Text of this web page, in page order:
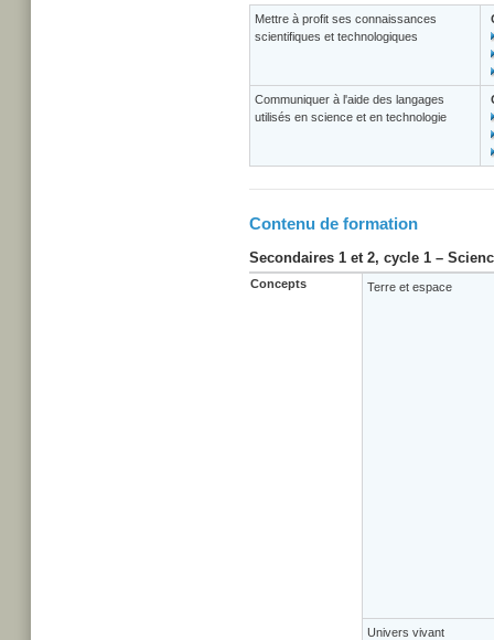
Mettre à profit ses connaissances
scientifiques et technologiques
Communiquer à l'aide des langages
utilisés en science et en technologie
Contenu de formation
Secondaires 1 et 2, cycle 1 –
Concepts Terre et espace
Univers vivant